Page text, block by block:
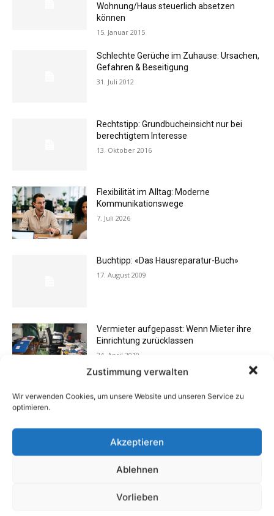
Zustimmung verwalten
Wir verwenden Cookies, um unsere Website und unseren Service zu
optimieren.
Akzeptieren
Ablehnen
Vorlieben
Wohnung/Haus steuerlich absetzen
können
15. Januar 2015
Schlechte Gerüche im Zuhause: Ursachen,
Gefahren & Beseitigung
31. Juli 2012
Rechtstipp: Grundbucheinsicht nur bei
berechtigtem Interesse
13. Oktober 2016
Flexibilität im Alltag: Moderne
Kommunikationswege
7. Juli 2026
Buchtipp: «Das Hausreparatur-Buch»
17. August 2009
Vermieter aufgepasst: Wenn Mieter ihre
Einrichtung zurücklassen
24. April 2019
Buchtipp: «Oliven»
Die Redaktion empfiehlt